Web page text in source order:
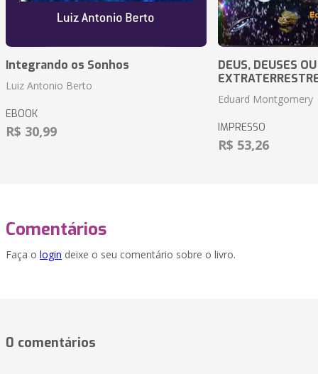
Integrando os Sonhos
Luiz Antonio Berto
EBOOK
R$ 30,99
DEUS, DEUSES OU
Eduard Montgomery
IMPRESSO
R$ 53,26
Comentários
Faça o login deixe o seu comentário sobre o livro.
0 comentários